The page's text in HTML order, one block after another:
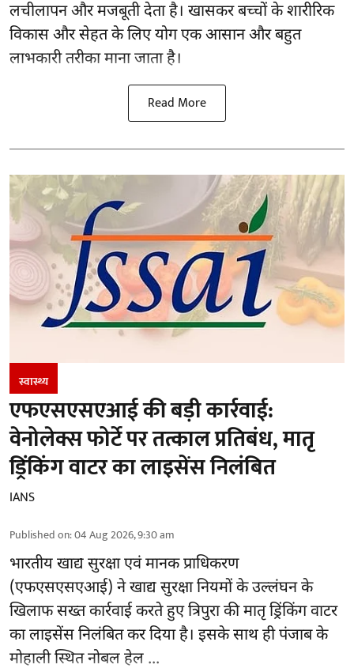
लचीलापन और मजबूती देता है। खासकर बच्चों के शारीरिक
विकास और सेहत के लिए योग एक आसान और बहुत
लाभकारी तरीका माना जाता है।
Read More
स्वास्थ्य
एफएसएसएआई की बड़ी कार्रवाई:
वेनोलेक्स फोर्टे पर तत्काल प्रतिबंध, मातृ
ड्रिंकिंग वाटर का लाइसेंस निलंबित
IANS
Published on:04 Aug 2026, 9:30 am
भारतीय खाद्य सुरक्षा एवं मानक प्राधिकरण
(एफएसएसएआई) ने खाद्य सुरक्षा नियमों के उल्लंघन के
खिलाफ सख्त कार्रवाई करते हुए त्रिपुरा की मातृ ड्रिंकिंग वाटर
का लाइसेंस निलंबित कर दिया है। इसके साथ ही पंजाब के
मोहाली स्थित नोबल हेल ...